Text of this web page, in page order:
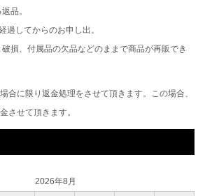
品。
してからのお申し出。
損、付属品の欠品などのままで商品が再販でき
合に限り返金処理をさせて頂きます。この場合、
させて頂きます。
2026年8月